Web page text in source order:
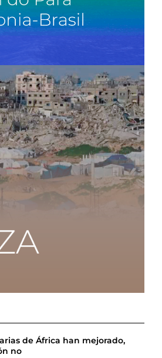
de África han mejorado,
no